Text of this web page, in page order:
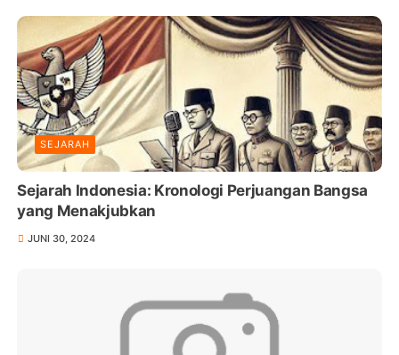
SEJARAH
Sejarah Indonesia: Kronologi Perjuangan Bangsa
yang Menakjubkan
JUNI 30, 2024